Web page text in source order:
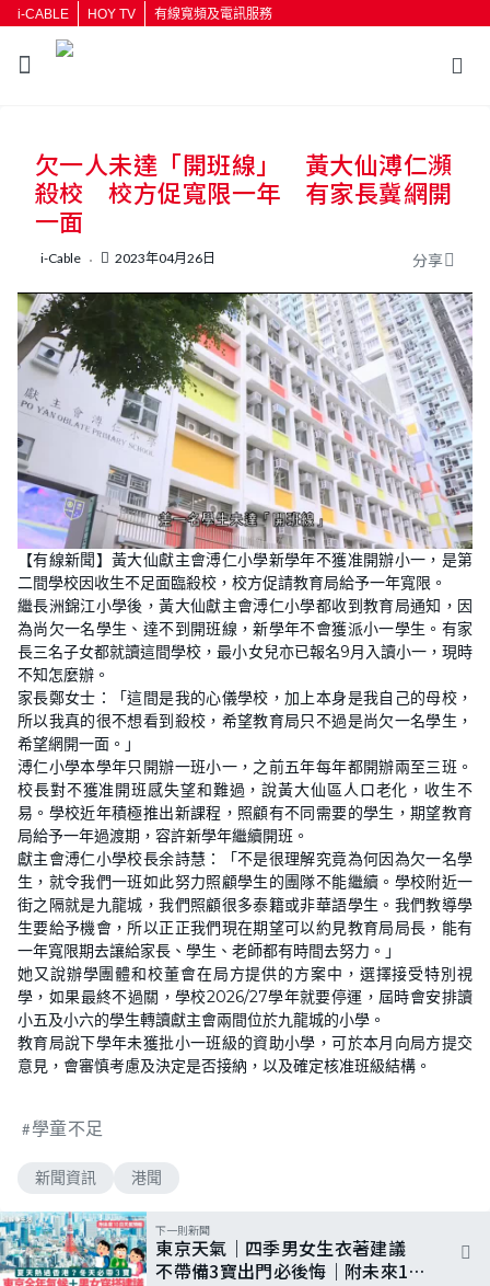
i-CABLE HOY TV 有線寬頻及電訊服務
按輸入鍵開始搜尋
欠一人未達「開班線」 黃大仙溥仁瀕
殺校 校方促寬限一年 有家長冀網開
一面
i-Cable 2023年04月26日 分享
【有線新聞】黃大仙獻主會溥仁小學新學年不獲准開辦小一，是第
二間學校因收生不足面臨殺校，校方促請教育局給予一年寬限。
繼長洲錦江小學後，黃大仙獻主會溥仁小學都收到教育局通知，因
為尚欠一名學生、達不到開班線，新學年不會獲派小一學生。有家
長三名子女都就讀這間學校，最小女兒亦已報名9月入讀小一，現時
不知怎麼辦。
家長鄭女士：「這間是我的心儀學校，加上本身是我自己的母校，
所以我真的很不想看到殺校，希望教育局只不過是尚欠一名學生，
希望網開一面。」
溥仁小學本學年只開辦一班小一，之前五年每年都開辦兩至三班。
校長對不獲准開班感失望和難過，說黃大仙區人口老化，收生不
易。學校近年積極推出新課程，照顧有不同需要的學生，期望教育
局給予一年過渡期，容許新學年繼續開班。
獻主會溥仁小學校長余詩慧：「不是很理解究竟為何因為欠一名學
生，就令我們一班如此努力照顧學生的團隊不能繼續。學校附近一
街之隔就是九龍城，我們照顧很多泰籍或非華語學生。我們教導學
生要給予機會，所以正正我們現在期望可以約見教育局局長，能有
一年寬限期去讓給家長、學生、老師都有時間去努力。」
她又說辦學團體和校董會在局方提供的方案中，選擇接受特別視
學，如果最終不過關，學校2026/27學年就要停運，屆時會安排讀
小五及小六的學生轉讀獻主會兩間位於九龍城的小學。
教育局說下學年未獲批小一班級的資助小學，可於本月向局方提交
意見，會審慎考慮及決定是否接納，以及確定核准班級結構。
學童不足
新聞資訊 港聞
下一則新聞
東京天氣｜四季男女生衣著建議
不帶備3寶出門必後悔｜附未來10